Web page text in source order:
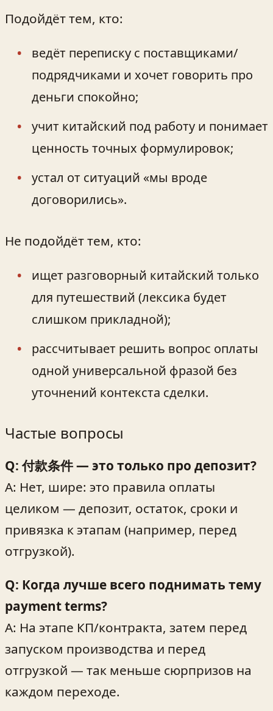
Подойдёт тем, кто:
ведёт переписку с поставщиками/
подрядчиками и хочет говорить про
деньги спокойно;
учит китайский под работу и понимает
ценность точных формулировок;
устал от ситуаций «мы вроде
договорились».
Не подойдёт тем, кто:
ищет разговорный китайский только
для путешествий (лексика будет
слишком прикладной);
рассчитывает решить вопрос оплаты
одной универсальной фразой без
уточнений контекста сделки.
Частые вопросы
Q: 付款条件 — это только про депозит?
A: Нет, шире: это правила оплаты
целиком — депозит, остаток, сроки и
привязка к этапам (например, перед
отгрузкой).
Q: Когда лучше всего поднимать тему
payment terms?
A: На этапе КП/контракта, затем перед
запуском производства и перед
отгрузкой — так меньше сюрпризов на
каждом переходе.